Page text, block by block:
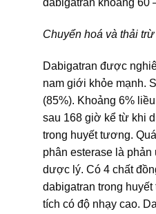
dabigatran khoảng 60
Chuyển hoá và thải trừ
Dabigatran được
nam giới khỏe mạnh.
(85%). Khoảng 6%
sau 168 giờ kể từ khi
trong huyết tương.
phân esterase là
dược lý. Có 4 chất
dabigatran trong
tích có độ nhạy cao.